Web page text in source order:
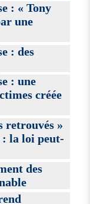
: « Tony
une
: des
: une
créée
retrouvés »
la loi peut-
des